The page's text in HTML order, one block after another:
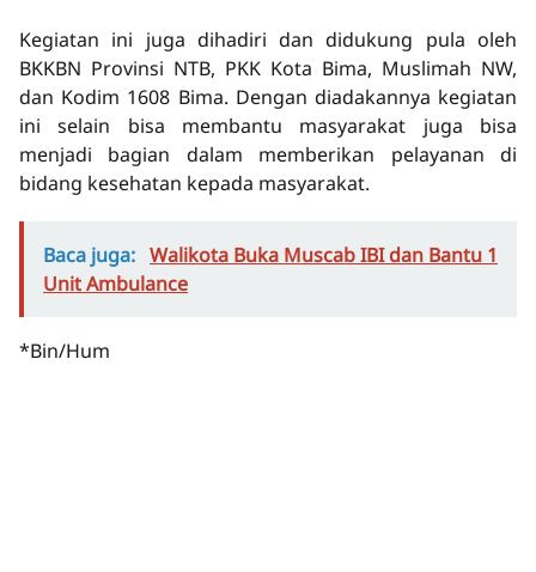
Kegiatan ini juga dihadiri dan didukung pula oleh
BKKBN Provinsi NTB, PKK Kota Bima, Muslimah NW,
dan Kodim 1608 Bima. Dengan diadakannya kegiatan
ini selain bisa membantu masyarakat juga bisa
menjadi bagian dalam memberikan pelayanan di
bidang kesehatan kepada masyarakat.
Baca juga: Walikota Buka Muscab IBI dan Bantu 1
Unit Ambulance
*Bin/Hum